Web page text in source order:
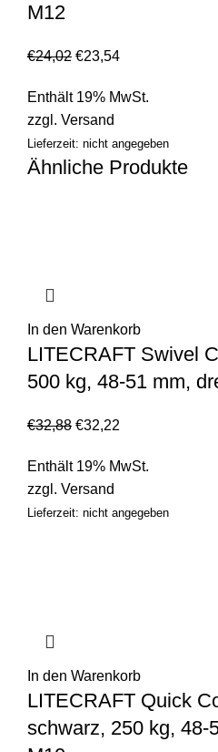
M12
€24,02 €23,54
Enthält 19% MwSt.
zzgl. Versand
Lieferzeit: nicht angegeben
Ähnliche Produkte
In den Warenkorb
LITECRAFT Swivel
500 kg, 48-51 mm,
€32,88 €32,22
Enthält 19% MwSt.
zzgl. Versand
Lieferzeit: nicht angegeben
In den Warenkorb
LITECRAFT Quick
schwarz, 250 kg, 48-